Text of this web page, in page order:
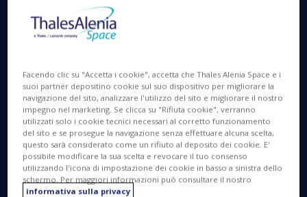
rispetto dei costi, dei tempi e della qualità. Inoltre
coordino anche tutte le attività ingegneristiche in
linea con i vincoli industriali e di servizio. Le mie
della strategia di sviluppo, il monitoraggio del
progresso complessivo e l'affrontare rischi e
opportunità durante l'intero processo di sviluppo.
Da quando mi sono unita a Thales Alenia Space, ho
lavorato su programmi di esplorazione spaziale
umana, attualmente sto lavorando sul modulo
Multi-Purpose Habitat (MPH) insieme all'Agenzia
Facendo clic su "Accetta i cookie", accetta che Thales Alenia Space e i
suoi partner depositino cookie sul suo dispositivo per migliorare la
navigazione del sito, analizzare l'utilizzo del sito e migliorare il nostro
impegno nel marketing. Se clicca su "Rifiuta cookie", verranno
utilizzati solo i cookie tecnici necessari al corretto funzionamento
del sito e se prosegue la navigazione senza effettuare alcuna scelta,
questo sarà considerato come un rifiuto al deposito dei cookie. E'
possibile modificare la sua scelta e revocare il tuo consenso
utilizzando l'icona di impostazione dei cookie in basso a sinistra dello
schermo. Per maggiori informazioni può consultare il nostro
informativa sulla privacy